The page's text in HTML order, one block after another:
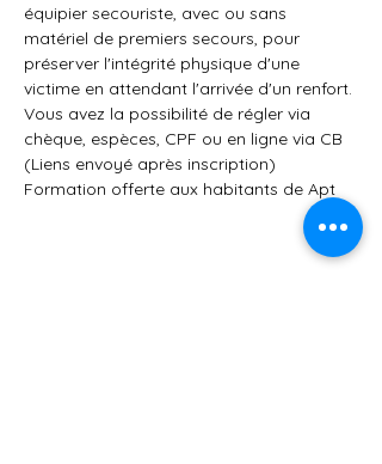
équipier secouriste, avec ou sans
matériel de premiers secours, pour
préserver l'intégrité physique d'une
victime en attendant l'arrivée d'un renfort.
Vous avez la possibilité de régler via
chèque, espèces, CPF ou en ligne via CB
(Liens envoyé après inscription)
Formation offerte aux habitants de Apt